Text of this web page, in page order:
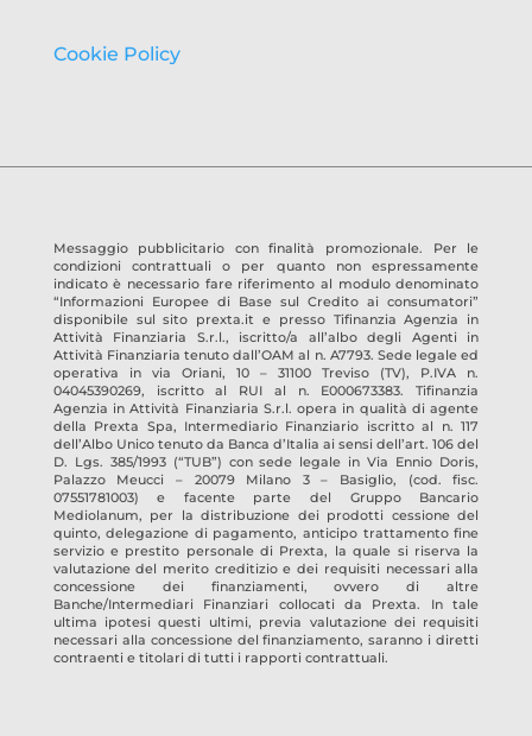
Cookie Policy
Messaggio pubblicitario con finalità promozionale. Per le
condizioni contrattuali o per quanto non espressamente
indicato è necessario fare riferimento al modulo denominato
“Informazioni Europee di Base sul Credito ai consumatori”
disponibile sul sito prexta.it e presso Tifinanzia Agenzia in
Attività Finanziaria S.r.l., iscritto/a all’albo degli Agenti in
Attività Finanziaria tenuto dall’OAM al n. A7793. Sede legale ed
operativa in via Oriani, 10 – 31100 Treviso (TV), P.IVA n.
04045390269, iscritto al RUI al n. E000673383.Tifinanzia
Agenzia in Attività Finanziaria S.r.l. opera in qualità di agente
della Prexta Spa, Intermediario Finanziario iscritto al n. 117
dell’Albo Unico tenuto da Banca d’Italia ai sensi dell’art. 106 del
D. Lgs. 385/1993 (“TUB”) con sede legale in Via Ennio Doris,
Palazzo Meucci – 20079 Milano 3 – Basiglio, (cod. fisc.
07551781003) e facente parte del Gruppo Bancario
Mediolanum, per la distribuzione dei prodotti cessione del
quinto, delegazione di pagamento, anticipo trattamento fine
servizio e prestito personale di Prexta, la quale si riserva la
valutazione del merito creditizio e dei requisiti necessari alla
concessione dei finanziamenti, ovvero di altre
Banche/Intermediari Finanziari collocati da Prexta. In tale
ultima ipotesi questi ultimi, previa valutazione dei requisiti
necessari alla concessione del finanziamento, saranno i diretti
contraenti e titolari di tutti i rapporti contrattuali.